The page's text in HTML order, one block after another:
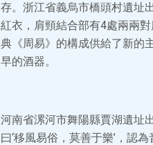
存。浙江省義烏市橋頭村遺址
紅衣，肩頸結合部有4處兩兩
典《周易》的構成供給了新的
早的酒器。
河南省漯河市舞陽縣賈湖遺址
曰‘移風易俗，莫善于樂’，認為